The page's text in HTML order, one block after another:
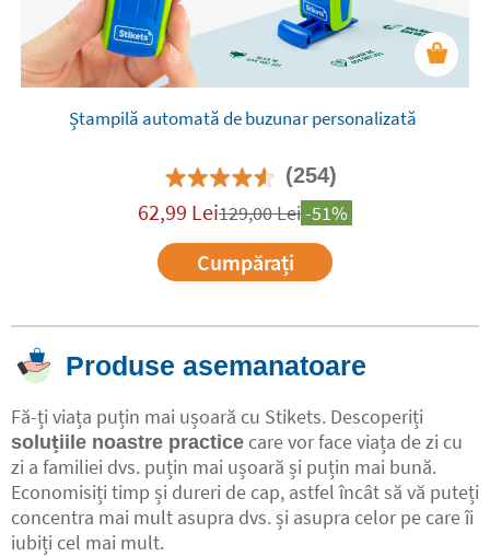
Ștampilă automată de buzunar personalizată
(254)
62,99 Lei129,00Lei-51%
Cumpărați
Produse asemanatoare
Fă-ți viața puțin mai ușoară cu Stikets. Descoperiți
soluțiile noastre practice care vor face viața de zi cu
zi a familiei dvs. puțin mai ușoară și puțin mai bună.
Economisiți timp și dureri de cap, astfel încât să vă puteți
concentra mai mult asupra dvs. și asupra celor pe care îi
iubiți cel mai mult.